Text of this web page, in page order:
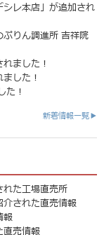
レ本店」が追加され
りん調進所 吉祥院
ました！
した！
た！
新着情報一覧▶
れた工場直売所
介された直売情報
報
直売情報